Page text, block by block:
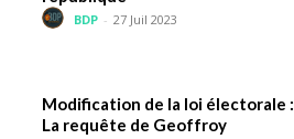
BDP - 27 Juil 2023
Modification de la loi électorale :
La requête de Geoffroy